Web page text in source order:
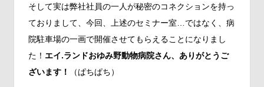
そして実は弊社社員の一人が秘密のコネクションを持っ
ておりまして、今回、上述のセミナー室…ではなく、病
院駐車場の一画で開催させてもらえることになりまし
た！ エイ.ランドおゆみ野動物病院さん、ありがとうご
ざいます！
（ぱちぱち）